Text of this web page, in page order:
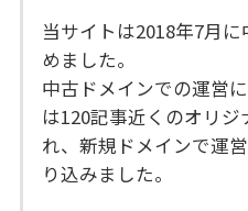
当サイトは2018年7月
めました。
中古ドメインでの運営
は120記事近くのオリ
れ、新規ドメインで運
り込みました。